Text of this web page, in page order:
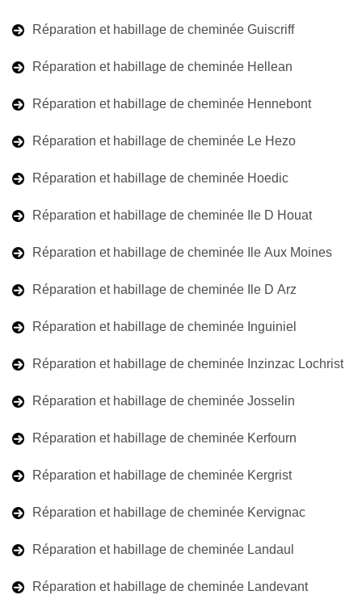
Réparation et habillage de cheminée Guiscriff
Réparation et habillage de cheminée Hellean
Réparation et habillage de cheminée Hennebont
Réparation et habillage de cheminée Le Hezo
Réparation et habillage de cheminée Hoedic
Réparation et habillage de cheminée Ile D Houat
Réparation et habillage de cheminée Ile Aux Moines
Réparation et habillage de cheminée Ile D Arz
Réparation et habillage de cheminée Inguiniel
Réparation et habillage de cheminée Inzinzac Lochrist
Réparation et habillage de cheminée Josselin
Réparation et habillage de cheminée Kerfourn
Réparation et habillage de cheminée Kergrist
Réparation et habillage de cheminée Kervignac
Réparation et habillage de cheminée Landaul
Réparation et habillage de cheminée Landevant